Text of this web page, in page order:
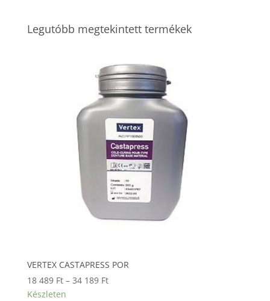
Legutóbb megtekintett termékek
VERTEX CASTAPRESS POR
18 489 Ft – 34 189 FtÁrtartomány:
Készleten